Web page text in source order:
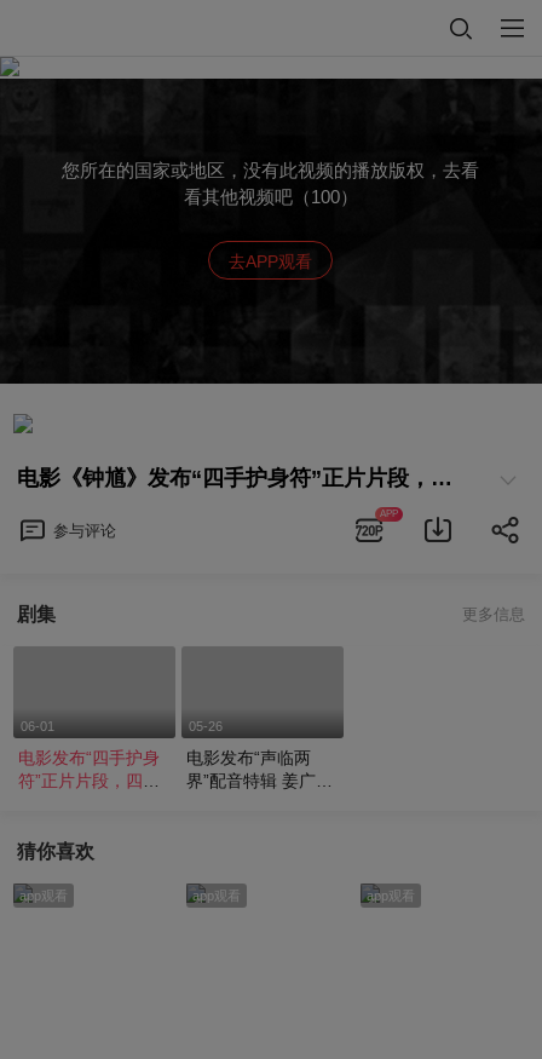
您所在的国家或地区，没有此视频的播放版权，去看
看其他视频吧（100）
去APP观看
电影《钟馗》发布“四手护身符”正片片段，四手护身符将为您保驾护航
参与评论
APP
剧集 更多信息
06-01
电影发布“四手护身
符”正片片段，四手
05-26
电影发布“声临两
界”配音特辑 姜广涛
猜你喜欢
app观看 app观看 app观看